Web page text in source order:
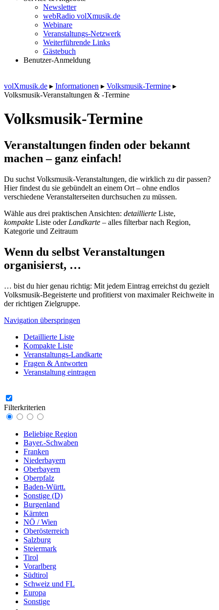
Newsletter
webRadio volXmusik.de
Webinare
Veranstaltungs-Netzwerk
Weiterführende Links
Gästebuch
Benutzer-Anmeldung
volXmusik.de ▸ Informationen ▸ Volksmusik-Termine ▸
Volksmusik-Veranstaltungen & -Termine
Volksmusik-Termine
Veranstaltungen finden oder bekannt
machen – ganz einfach!
Du suchst Volksmusik-Veranstaltungen, die wirklich zu dir passen?
Hier findest du sie gebündelt an einem Ort – ohne endlos
verschiedene Veranstalterseiten durchsuchen zu müssen.
Wähle aus drei praktischen Ansichten: detaillierte Liste,
kompakte Liste oder Landkarte – alles filterbar nach Region,
Kategorie und Zeitraum
Wenn du selbst Veranstaltungen
organisierst, …
… bist du hier genau richtig: Mit jedem Eintrag erreichst du gezielt
Volksmusik-Begeisterte und profitierst von maximaler Reichweite in
der richtigen Zielgruppe.
Navigation überspringen
Detaillierte Liste
Kompakte Liste
Veranstaltungs-Landkarte
Fragen & Antworten
Veranstaltung eintragen
Filterkriterien
Beliebige Region
Bayer.-Schwaben
Franken
Niederbayern
Oberbayern
Oberpfalz
Baden-Württ.
Sonstige (D)
Burgenland
Kärnten
NÖ / Wien
Oberösterreich
Salzburg
Steiermark
Tirol
Vorarlberg
Südtirol
Schweiz und FL
Europa
Sonstige